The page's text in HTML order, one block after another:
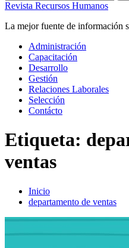
Revista Recursos Humanos
La mejor fuente de información
Menú
principal
Administración
Capacitación
Desarrollo
Gestión
Relaciones Laborales
Selección
Contácto
Etiqueta:
ventas
Inicio
departamento de ventas